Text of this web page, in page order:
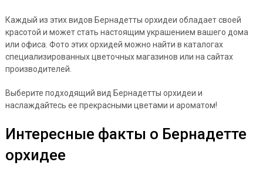
Каждый из этих видов Бернадетты орхидеи обладает своей
красотой и может стать настоящим украшением вашего дома
или офиса. Фото этих орхидей можно найти в каталогах
специализированных цветочных магазинов или на сайтах
производителей.
Выберите подходящий вид Бернадетты орхидеи и
наслаждайтесь ее прекрасными цветами и ароматом!
Интересные факты о Бернадетте
орхидее